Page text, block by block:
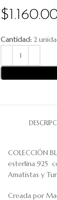
$
Cantidad: 2
COLECCIÓN
esterlina 925
Amatistas y
Creada por